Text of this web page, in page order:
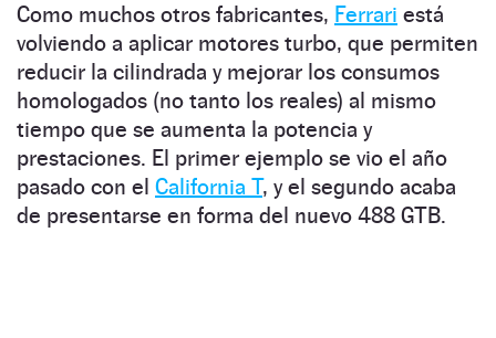
Como muchos otros fabricantes, Ferrari está
volviendo a aplicar motores turbo, que permiten
reducir la cilindrada y mejorar los consumos
homologados (no tanto los reales) al mismo
tiempo que se aumenta la potencia y
prestaciones. El primer ejemplo se vio el año
pasado con el California T, y el segundo acaba
de presentarse en forma del nuevo 488 GTB.